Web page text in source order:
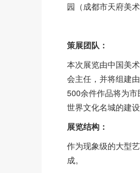
园（成都市天府美
策展团队：
本次展览由中国美
会主任，并将组建
500余件作品将为
世界文化名城的建设
展览结构：
作为现象级的大型
成。